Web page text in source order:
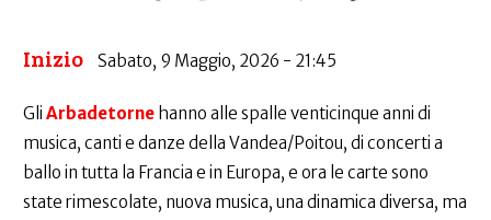
Inizio Sabato, 9 Maggio, 2026 - 21:45
Gli Arbadetorne hanno alle spalle venticinque anni di
musica, canti e danze della Vandea/Poitou, di concerti a
ballo in tutta la Francia e in Europa, e ora le carte sono
state rimescolate, nuova musica, una dinamica diversa, ma